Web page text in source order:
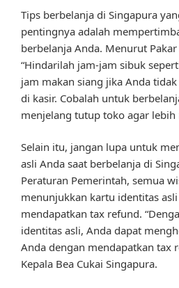
Tips berbelanja di Singapura
pentingnya adalah
berbelanja Anda. Menurut
“Hindarilah jam-jam sibuk
jam makan siang jika Anda
di kasir. Cobalah untuk
menjelang tutup toko agar lebih
Selain itu, jangan lupa untuk
asli Anda saat berbelanja di
Peraturan Pemerintah, semua
menunjukkan kartu identitas
mendapatkan tax refund.
identitas asli, Anda dapat
Anda dengan mendapatkan tax
Kepala Bea Cukai Singapura.